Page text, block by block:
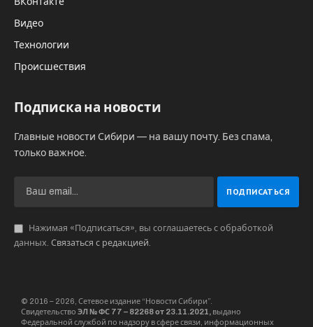
Видео
Технологии
Происшествия
Подписка на новости
Главные новости Сибири — на вашу почту. Без спама,
только важное.
Нажимая «Подписаться», вы соглашаетесь с обработкой
данных. Связаться с редакцией
© 2016 – 2026, Сетевое издание “Новости Сибири”.
Свидетельство ЭЛ № ФС 77 – 82268 от 23.11.2021, выдано
Федеральной службой по надзору в сфере связи, информационных